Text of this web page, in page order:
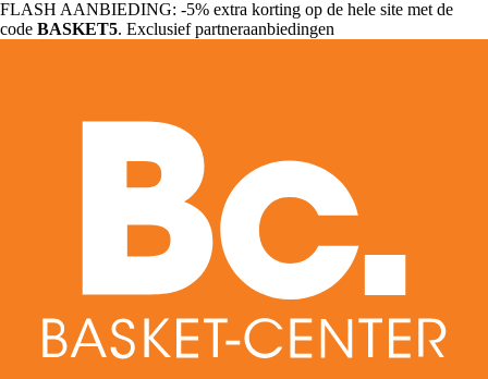
FLASH AANBIEDING: -5% extra korting op de hele site met de
code BASKET5. Exclusief partneraanbiedingen